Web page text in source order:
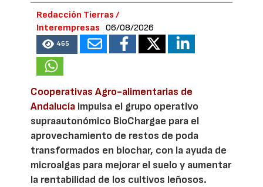
Redacción Tierras /
Interempresas
06/08/2026
465
Cooperativas Agro-alimentarias de
Andalucía impulsa el grupo operativo
supraautonómico BioChargae para el
aprovechamiento de restos de poda
transformados en biochar, con la ayuda de
microalgas para mejorar el suelo y aumentar
la rentabilidad de los cultivos leñosos.